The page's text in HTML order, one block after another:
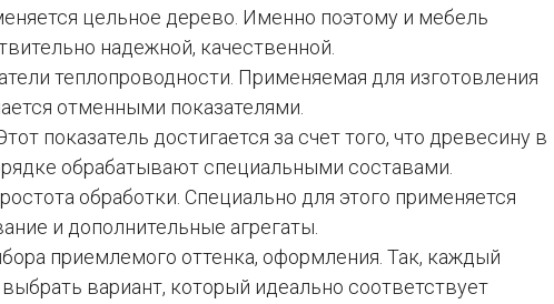
цельное дерево. Именно поэтому и мебель
надежной, качественной.
теплопроводности. Применяемая для изготовления
отменными показателями.
показатель достигается за счет того, что древесину в
обрабатывают специальными составами.
обработки. Специально для этого применяется
и дополнительные агрегаты.
приемлемого оттенка, оформления. Так, каждый
вариант, который идеально соответствует